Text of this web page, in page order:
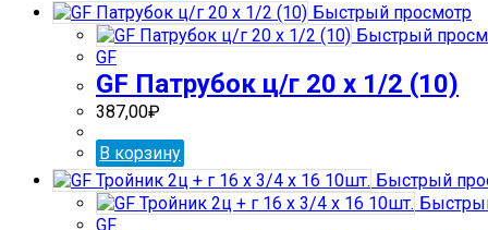
Быстрый просмотр
Быстрый
GF
GF Патрубок ц/г 20 х 1/2 (10)
387,00₽
В корзину
Быстрый
GF